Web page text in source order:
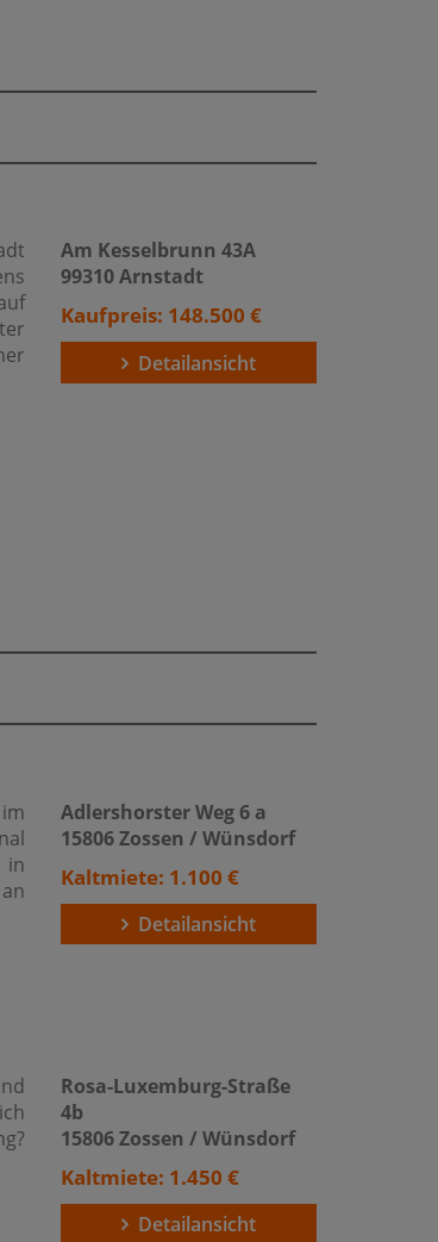
Am Kesselbrunn 43A
99310 Arnstadt
Kaufpreis: 148.500 €
Detailansicht
in
Adlershorster Weg 6 a
15806 Zossen / Wünsdorf
Kaltmiete: 1.100 €
Detailansicht
Rosa-Luxemburg-Straße
4b
15806 Zossen / Wünsdorf
Kaltmiete: 1.450 €
Detailansicht